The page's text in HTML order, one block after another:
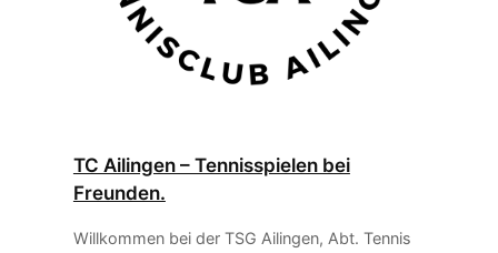
TC Ailingen – Tennisspielen bei
Freunden.
Willkommen bei der TSG Ailingen, Abt. Tennis